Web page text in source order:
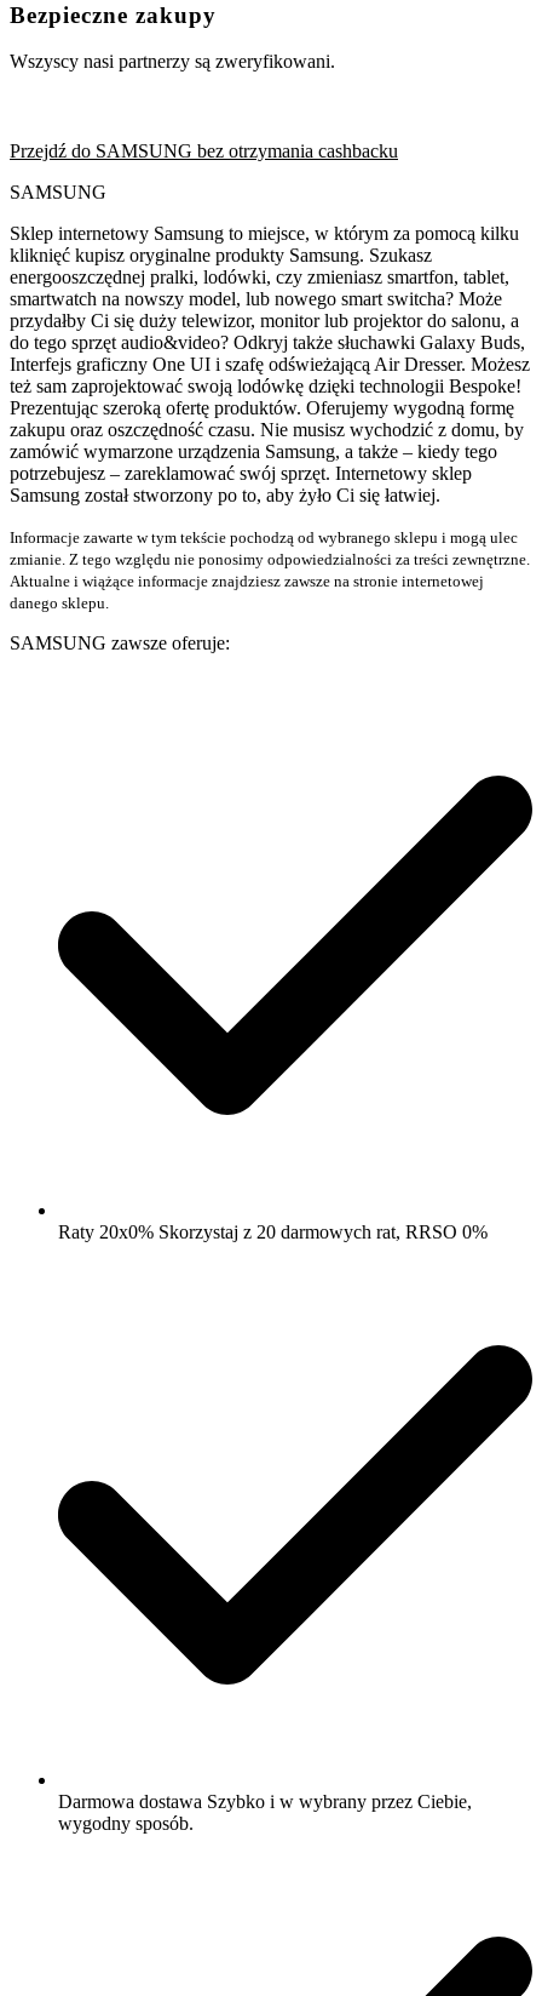
Bezpieczne zakupy
Wszyscy nasi partnerzy są zweryfikowani.
Przejdź do SAMSUNG bez otrzymania cashbacku
SAMSUNG
Sklep internetowy Samsung to miejsce, w którym za pomocą kilku
kliknięć kupisz oryginalne produkty Samsung. Szukasz
energooszczędnej pralki, lodówki, czy zmieniasz smartfon, tablet,
smartwatch na nowszy model, lub nowego smart switcha? Może
przydałby Ci się duży telewizor, monitor lub projektor do salonu, a
do tego sprzęt audio&video? Odkryj także słuchawki Galaxy Buds,
Interfejs graficzny One UI i szafę odświeżającą Air Dresser. Możesz
też sam zaprojektować swoją lodówkę dzięki technologii Bespoke!
Prezentując szeroką ofertę produktów. Oferujemy wygodną formę
zakupu oraz oszczędność czasu. Nie musisz wychodzić z domu, by
zamówić wymarzone urządzenia Samsung, a także – kiedy tego
potrzebujesz – zareklamować swój sprzęt. Internetowy sklep
Samsung został stworzony po to, aby żyło Ci się łatwiej.
Informacje zawarte w tym tekście pochodzą od wybranego sklepu i mogą ulec
zmianie. Z tego względu nie ponosimy odpowiedzialności za treści zewnętrzne.
Aktualne i wiążące informacje znajdziesz zawsze na stronie internetowej
danego sklepu.
SAMSUNG zawsze oferuje:
Raty 20x0% Skorzystaj z 20 darmowych rat, RRSO 0%
Darmowa dostawa Szybko i w wybrany przez Ciebie,
wygodny sposób.